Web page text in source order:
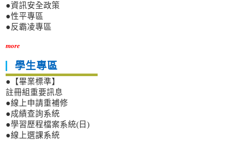
●資訊安全政策
●性平專區
●反霸凌專區
more
學生專區
●【畢業標準】
註冊組重要訊息
●線上申請重補修
●成績查詢系統
●學習歷程檔案系統(日)
●線上選課系統